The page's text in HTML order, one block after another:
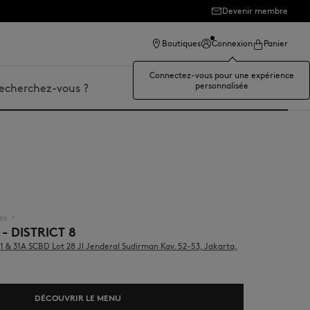
Devenir membre
Boutiques Connexion
Connectez-vous pour une expérience
personnalisée
Panier
▪︎
DISTRICT 8
& 31A SCBD Lot 28 Jl Jenderal Sudirman Kav. 52-53, Jakarta,
DÉCOUVRIR LE MENU